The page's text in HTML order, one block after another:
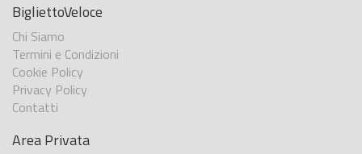
BigliettoVeloce
Chi Siamo
Termini e Condizioni
Cookie Policy
Privacy Policy
Contatti
Area Privata